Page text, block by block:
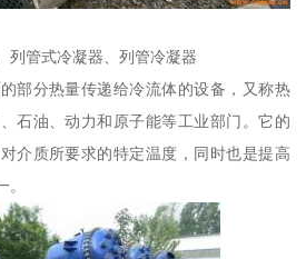
管式冷凝器、列管冷凝器
部分热量传递给冷流体的设备，又称热
石油、动力和原子能等工业部门。它的
介质所要求的特定温度，同时也是提高